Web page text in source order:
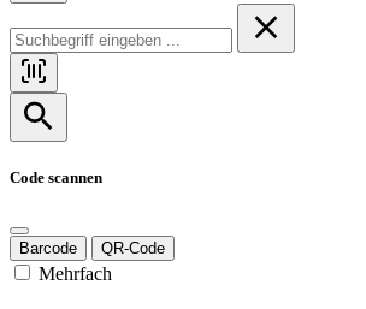
Code scannen
Barcode QR-Code
Mehrfach